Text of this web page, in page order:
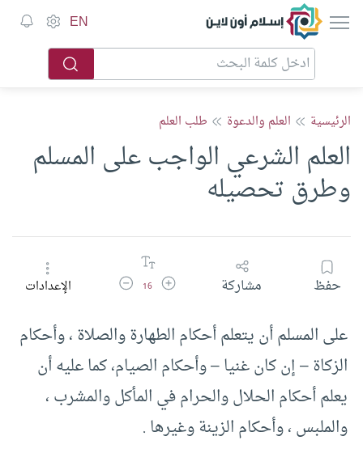
إسلام أون لاين EN
الرئيسية العلم والدعوة طلب العلم
العلم الشرعي الواجب على المسلم
وطرق تحصيله
حفظ مشاركة زيادة حجم الخط
16 تقليل حجم الخطالإعدادات
على المسلم أن يتعلم أحكام الطهارة والصلاة ، وأحكام
الزكاة – إن كان غنيا – وأحكام الصيام، كما عليه أن
يعلم أحكام الحلال والحرام في المأكل والمشرب ،
والملبس ، وأحكام الزينة وغيرها .